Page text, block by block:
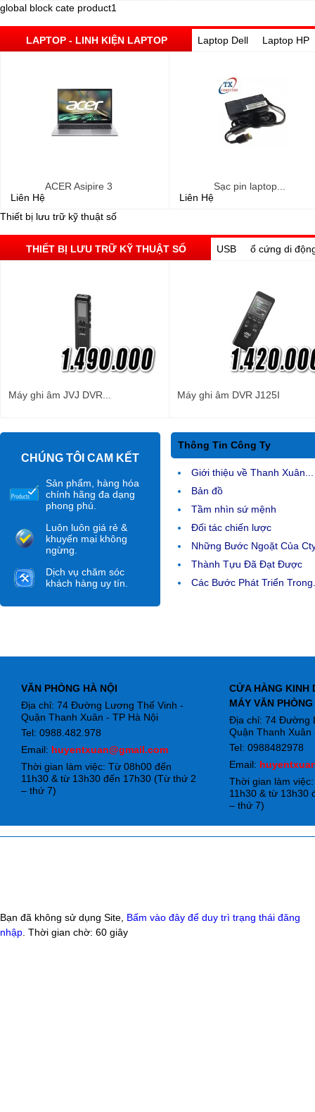
global block cate product1
LAPTOP - LINH KIỆN LAPTOP Laptop Dell Laptop HP
Liên Hệ
ACER Asipire 3
Liên Hệ
Sạc pin laptop...
Thiết bị lưu trữ kỹ thuật số
THIẾT BỊ LƯU TRỮ KỸ THUẬT SỐ USB ổ cứng di
Máy ghi âm JVJ DVR... Máy ghi âm DVR J125I
CHÚNG TÔI CAM KẾT
Sản phẩm, hàng hóa
chính hãng đa dạng
phong phú.
Luôn luôn giá rẻ &
khuyến mại không
ngừng.
Dịch vụ chăm sóc
khách hàng uy tín.
Thông Tin Công Ty
Giới thiệu về Thanh Xuân...
Bản đồ
Tầm nhìn sứ mệnh
Đối tác chiến lược
Những Bước Ngoặt Của
Thành Tựu Đã Đạt Được
Các Bước Phát Triển
VĂN PHÒNG HÀ NỘI
Địa chỉ: 74 Đường Lương Thế Vinh -
Quận Thanh Xuân - TP Hà Nội
Tel: 0988.482.978
Email: huyentxuan@gmail.com
Thời gian làm việc: Từ 08h00 đến
11h30 & từ 13h30 đến 17h30 (Từ thứ 2
– thứ 7)
CỬA HÀNG KINH
MÁY VĂN PHÒNG
Địa chỉ: 74 Đường
Quận Thanh Xuân
Tel: 0988482978
Email:
Thời gian làm
11h30 & từ 13h30
– thứ 7)
Bạn đã không sử dụng Site, Bấm vào đây để duy trì trạng thái đăng
nhập . Thời gian chờ: 60 giây